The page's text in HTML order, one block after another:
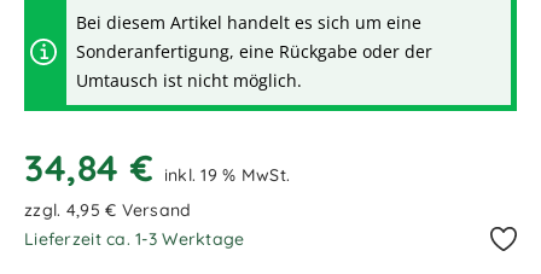
Bei diesem Artikel handelt es sich um eine
Sonderanfertigung, eine Rückgabe oder der
Umtausch ist nicht möglich.
34,84 €
inkl. 19 % MwSt.
zzgl. 4,95 € Versand
Lieferzeit ca. 1-3 Werktage